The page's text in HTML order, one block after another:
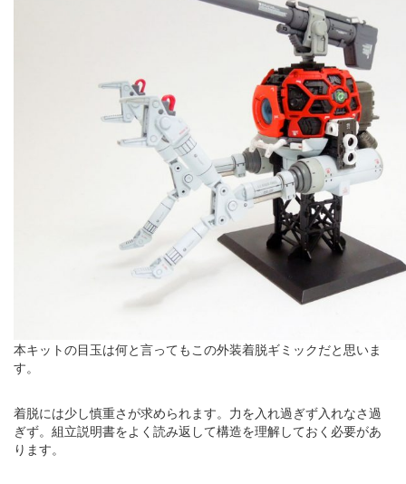
本キットの目玉は何と言ってもこの外装着脱ギミックだと思いま
す。
着脱には少し慎重さが求められます。力を入れ過ぎず入れなさ過
ぎず。組立説明書をよく読み返して構造を理解しておく必要があ
ります。